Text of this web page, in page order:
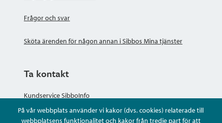
På vår webbplats använder vi kakor (dvs. cookies) relaterade till
webbplatsens funktionalitet och kakor från tredje part för att
Frågor och svar
Sköta ärenden för någon annan i Sibbos Mina tjänster
Ta kontakt
Kundservice SibboInfo
Ge anonym respons